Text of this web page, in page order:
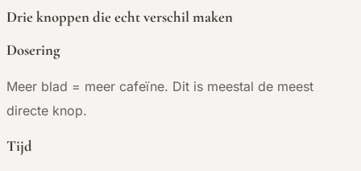
Drie knoppen die echt verschil maken
Dosering
Meer blad = meer cafeïne. Dit is meestal de meest
directe knop.
Tijd